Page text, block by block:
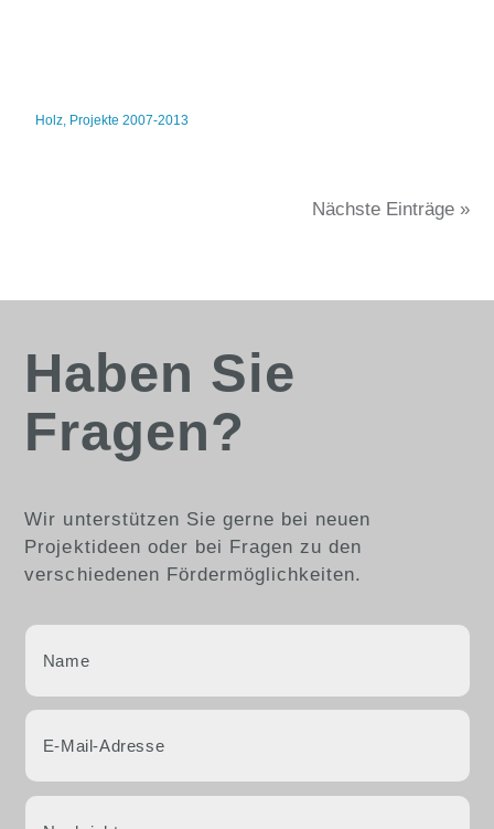
Holz, Projekte 2007-2013
Nächste Einträge »
Haben Sie
Fragen?
Wir unterstützen Sie gerne bei neuen
Projektideen oder bei Fragen zu den
verschiedenen Fördermöglichkeiten.